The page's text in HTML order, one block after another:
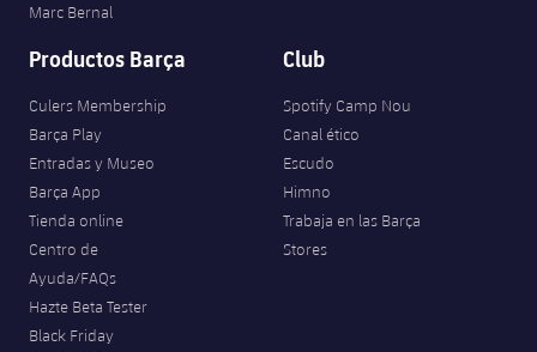
Marc Bernal
Productos Barça
Culers Membership
Barça Play
Entradas y Museo
Barça App
Tienda online
Centro de
Ayuda/FAQs
Hazte Beta Tester
Black Friday
Club
Spotify Camp Nou
Canal ético
Escudo
Himno
Trabaja en las Barça
Stores